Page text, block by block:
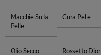
Macchie Sulla
Pelle
Cura Pelle
Olio Secco
Rossetto Dior